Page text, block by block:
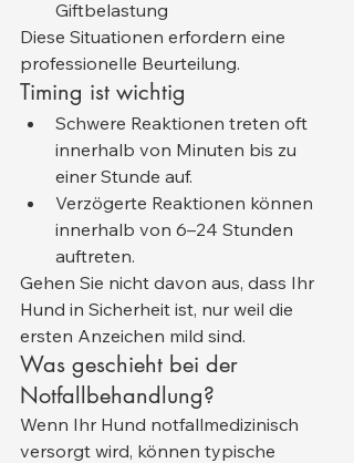
Giftbelastung
Diese Situationen erfordern eine
professionelle Beurteilung.
Timing ist wichtig
Schwere Reaktionen treten oft
innerhalb von Minuten bis zu
einer Stunde auf.
Verzögerte Reaktionen können
innerhalb von 6–24 Stunden
auftreten.
Gehen Sie nicht davon aus, dass Ihr
Hund in Sicherheit ist, nur weil die
ersten Anzeichen mild sind.
Was geschieht bei der
Notfallbehandlung?
Wenn Ihr Hund notfallmedizinisch
versorgt wird, können typische